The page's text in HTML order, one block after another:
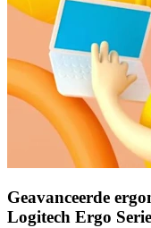
Geavanceerde
Logitech Ergo